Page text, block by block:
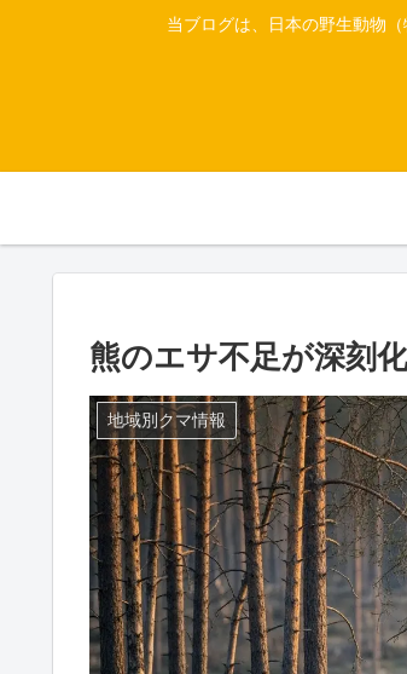
当ブログは、日本の野生動物
熊のエサ不足が深刻
地域別クマ情報